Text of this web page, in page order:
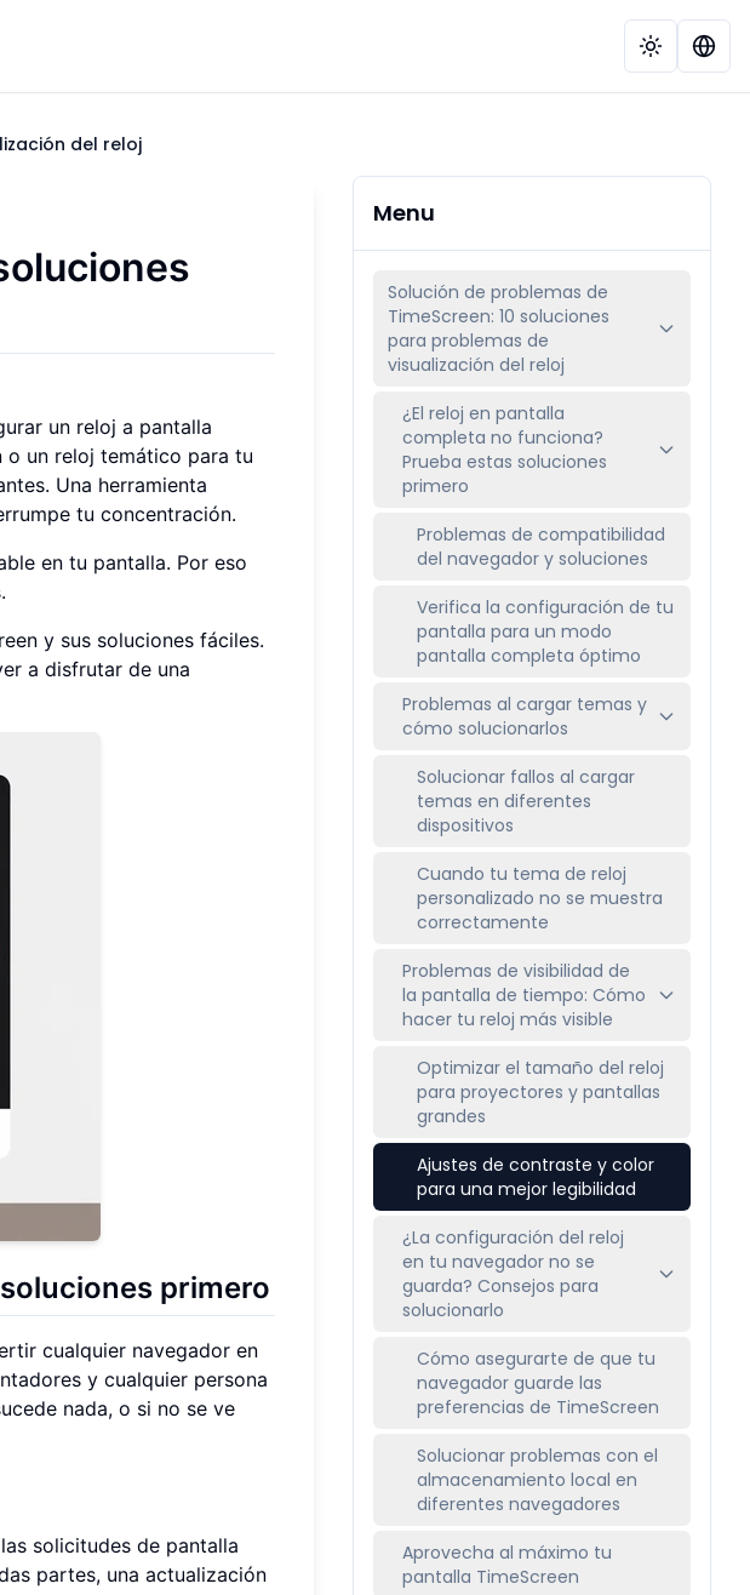
del reloj
un reloj a pantalla
o un reloj temático para tu
Una herramienta
tu concentración.
en tu pantalla. Por eso
y sus soluciones fáciles.
a disfrutar de una
primero
cualquier navegador en
y cualquier persona
nada, o si no se ve
solicitudes de pantalla
partes, una actualización
Menu
Solución de problemas de
TimeScreen: 10 soluciones
para problemas de
visualización del reloj
¿El reloj en pantalla
completa no funciona?
Prueba estas soluciones
primero
Problemas de compatibilidad
del navegador y soluciones
Verifica la configuración de tu
pantalla para un modo
pantalla completa óptimo
Problemas al cargar temas y
cómo solucionarlos
Solucionar fallos al cargar
temas en diferentes
dispositivos
Cuando tu tema de reloj
personalizado no se muestra
correctamente
Problemas de visibilidad de
la pantalla de tiempo: Cómo
hacer tu reloj más visible
Optimizar el tamaño del reloj
para proyectores y pantallas
grandes
Ajustes de contraste y color
para una mejor legibilidad
¿La configuración del reloj
en tu navegador no se
guarda? Consejos para
solucionarlo
Cómo asegurarte de que tu
navegador guarde las
preferencias de TimeScreen
Solucionar problemas con el
almacenamiento local en
diferentes navegadores
Aprovecha al máximo tu
pantalla TimeScreen